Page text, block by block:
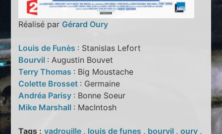
Réalisé par Gérard Oury
Louis de Funès : Stanislas Lefort
Bourvil : Augustin Bouvet
Terry Thomas : Big Moustache
Colette Brosset : Germaine
Andréa Parisy : Bonne Soeur
Mike Marshall : MacIntosh
Tags : vadrouille , louis de funes , bourvil ,oury ,